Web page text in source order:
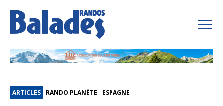
ARTICLES RANDO PLANÈTE ESPAGNE